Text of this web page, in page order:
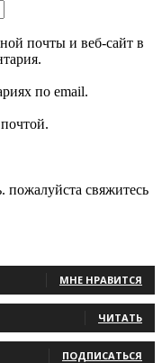
почты и веб-сайт в
по email.
пожалуйста свяжитесь
МНЕ НРАВИТСЯ
ЧИТАТЬ
ПОДПИСАТЬСЯ